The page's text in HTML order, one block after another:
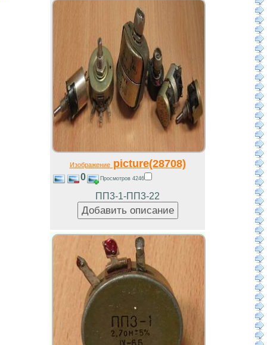
Изображениеpicture(28708)
0 Просмотров 4246
ПП3-1-ПП3-22